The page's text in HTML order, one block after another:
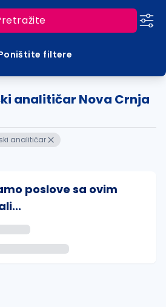
filtere
analitičar Nova Crnja
analitičar
poslove sa ovim